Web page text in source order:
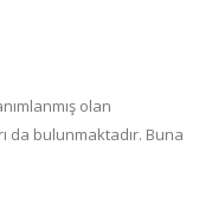
olan
da bulunmaktadır. Buna